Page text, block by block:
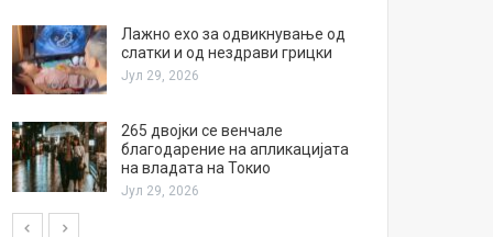
Лажно ехо за одвикнување од
слатки и од нездрави грицки
Јул 29, 2026
265 двојки се венчале
благодарение на апликацијата
на владата на Токио
Јул 29, 2026